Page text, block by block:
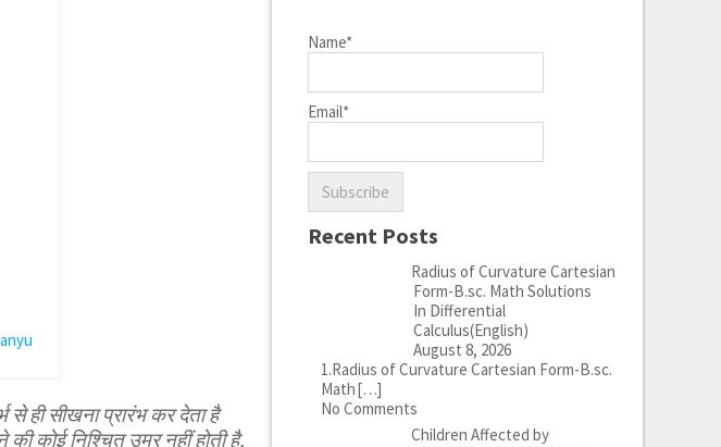
ही सीखना प्रारंभ कर देता है
कोई निश्चित उम्र नहीं होती है,
Name*
Email*
Recent Posts
Radius of Curvature Cartesian
Form-B.sc. Math Solutions
In Differential
Calculus(English)
August 8, 2026
1.Radius of Curvature Cartesian Form-B.sc.
Math[…]
No Comments
Children Affected by